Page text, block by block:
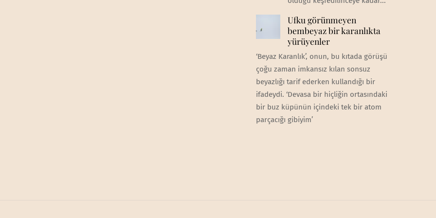
Ufku görünmeyen
bembeyaz bir karanlıkta
yürüyenler
‘Beyaz Karanlık’, onun, bu kıtada görüşü
çoğu zaman imkansız kılan sonsuz
beyazlığı tarif ederken kullandığı bir
ifadeydi. ‘Devasa bir hiçliğin ortasındaki
bir buz küpünün içindeki tek bir atom
parçacığı gibiyim’